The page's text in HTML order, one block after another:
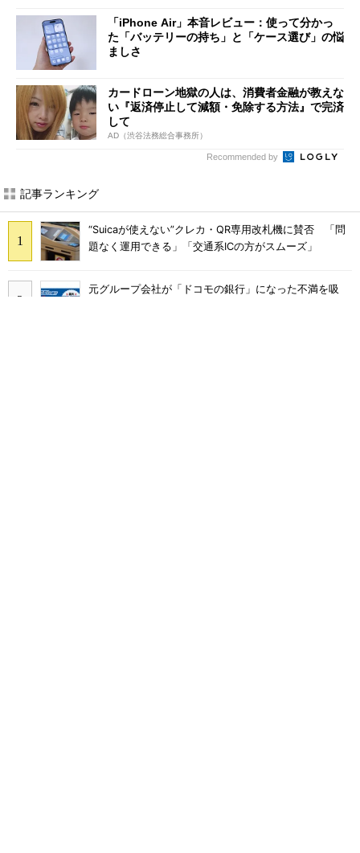
「iPhone Air」本音レビュー：使って分かっ
た「バッテリーの持ち」と「ケース選び」の悩
ましさ
カードローン地獄の人は、消費者金融が教えな
い『返済停止して減額・免除する方法』で完済
して
AD（渋谷法務総合事務所）
Recommended by
記事ランキング
“Suicaが使えない”クレカ・QR専用改札機に賛否 「問
題なく運用できる」「交通系ICの方がスムーズ」
元グループ会社が「ドコモの銀行」になった不満を吸